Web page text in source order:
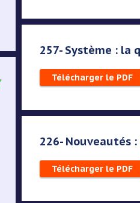
257- Système : la
Télécharger le PDF
226- Nouveautés
Télécharger le PDF